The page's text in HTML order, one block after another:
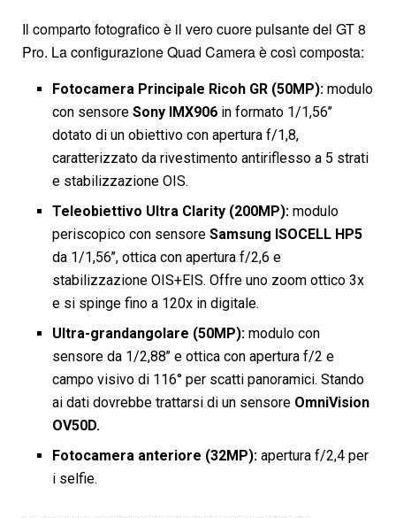
Il comparto fotografico è il vero cuore pulsante del GT 8
Pro. La configurazione Quad Camera è così composta:
Fotocamera Principale Ricoh GR (50MP): modulo
con sensoreSony IMX906 in formato 1/1,56’’
dotato di un obiettivo con apertura f/1,8,
caratterizzato da rivestimento antiriflesso a 5 strati
e stabilizzazione OIS.
Teleobiettivo Ultra Clarity (200MP): modulo
periscopico con sensoreSamsung ISOCELL HP5
da 1/1,56’’, ottica con apertura f/2,6 e
stabilizzazione OIS+EIS. Offre uno zoom ottico 3x
e si spinge fino a 120x in digitale.
Ultra-grandangolare (50MP): modulo con
sensore da 1/2,88’’ e ottica con apertura f/2 e
campo visivo di 116° per scatti panoramici. Stando
ai dati dovrebbe trattarsi di un sensore OmniVision
OV50D.
Fotocamera anteriore (32MP): apertura f/2,4 per
i selfie.